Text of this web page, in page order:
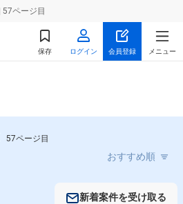
| 57ページ目
保存 ログイン 会員登録 メニュー
57ページ目
新着案件を受け取る